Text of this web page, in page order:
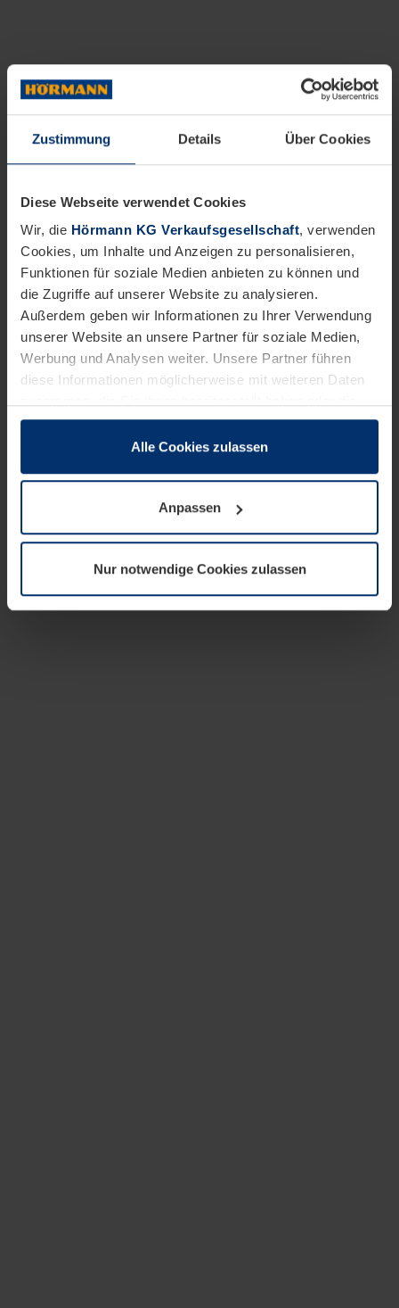
Zustimmung Details Über Cookies
Diese Webseite verwendet Cookies
Wir, die Hörmann KG Verkaufsgesellschaft, verwenden
Cookies, um Inhalte und Anzeigen zu personalisieren,
Funktionen für soziale Medien anbieten zu können und
die Zugriffe auf unserer Website zu analysieren.
Außerdem geben wir Informationen zu Ihrer Verwendung
unserer Website an unsere Partner für soziale Medien,
Werbung und Analysen weiter. Unsere Partner führen
diese Informationen möglicherweise mit weiteren Daten
sie im Rahmen Ihrer Nutzung der Dienste gesammelt
wenn diese für den Betrieb dieser Seite unbedingt
notwendig sind. Für alle anderen Cookie-Typen benötigen
wir Ihre Erlaubnis. Ihre Einwilligung können Sie jederzeit
Datenschutzerklärungunserer Website ändern oder
widerrufen.
Alle Cookies zulassen
Anpassen
Nur notwendige Cookies zulassen